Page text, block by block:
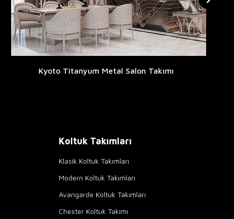
Kyoto Titanyum Metal Salon Takımı
Koltuk Takımları
Klasik Koltuk Takımları
Modern Koltuk Takımları
Avangarde Koltuk Takımları
Chester Koltuk Takımı